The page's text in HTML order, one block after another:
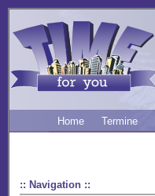
Home Termine
:: Navigation ::